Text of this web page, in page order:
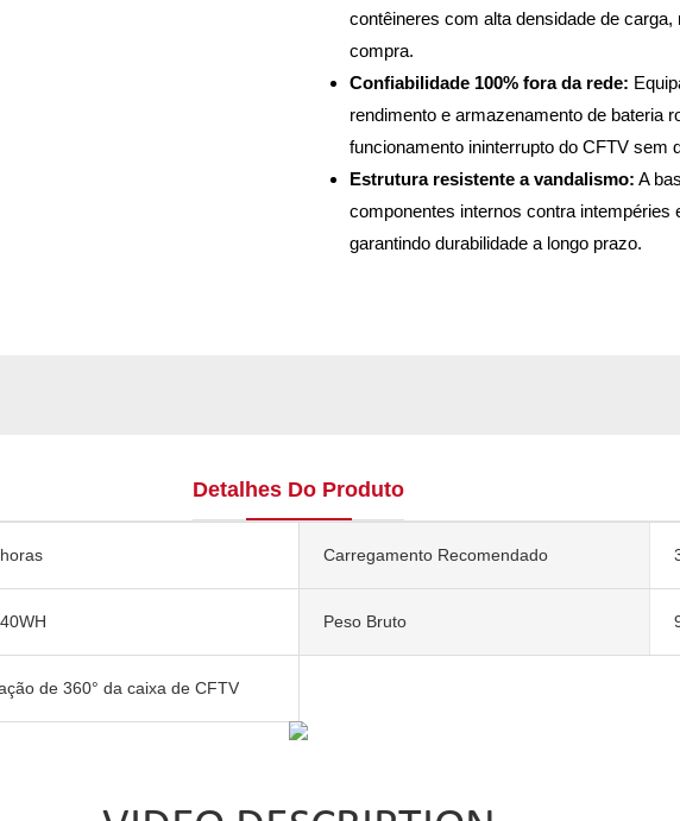
contêineres com alta densidade de
compra.
Confiabilidade 100% fora da rede:
rendimento e armazenamento de bateria
funcionamento ininterrupto do CFTV sem
Estrutura resistente a vandalismo: A
componentes internos contra intempéries
garantindo durabilidade a longo prazo.
Detalhes Do Produto
Carregamento Recomendado
Peso Bruto
de 360° da caixa de CFTV